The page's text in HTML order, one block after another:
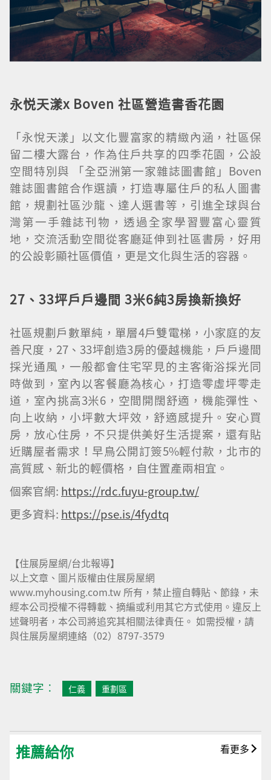
永悦天漾x Boven 社區營造書香花園
「永悅天漾」以文化豐富家的精緻內涵，社區保
留二樓大露台，作為住戶共享的四季花園，公設
空間特別與 「全亞洲第一家雜誌圖書館」Boven
雜誌圖書館合作選讀，打造專屬住戶的私人圖書
館，規劃社區沙龍、達人選書等，引進全球與台
灣第一手雜誌刊物，透過全家學習豐富心靈質
地，交流活動空間從客廳延伸到社區書房，好用
的公設彰顯社區價值，更是文化與生活的容器。
27 、 33坪戶戶邊間 3米6純3房換新換好
社區規劃戶數單純，單層4戶雙電梯，小家庭的友
善尺度，27、33坪創造3房的優越機能，戶戶邊間
採光通風，一般都會住宅罕見的主客衛浴採光同
時做到，室內以客餐廳為核心，打造零虛坪零走
道，室內挑高3米6，空間開闊舒適，機能彈性、
向上收納，小坪數大坪效，舒適感提升。安心買
房，放心住房，不只提供美好生活提案，還有貼
近購屋者需求！早鳥公開訂簽5%輕付款，北市的
高質感、新北的輕價格，自住置產兩相宜。
個案官網: https://rdc.fuyu-group.tw/
更多資料: https://pse.is/4fydtq
【住展房屋網/台北報導】
以上文章、圖片版權由住展房屋網
www.myhousing.com.tw 所有，禁止擅自轉貼、節錄，未
經本公司授權不得轉載、摘編或利用其它方式使用。違反上
述聲明者，本公司將追究其相關法律責任。 如需授權，請
與住展房屋網連絡（02）8797-3579
關鍵字︰ 仁義 重劃區
推薦給你 看更多